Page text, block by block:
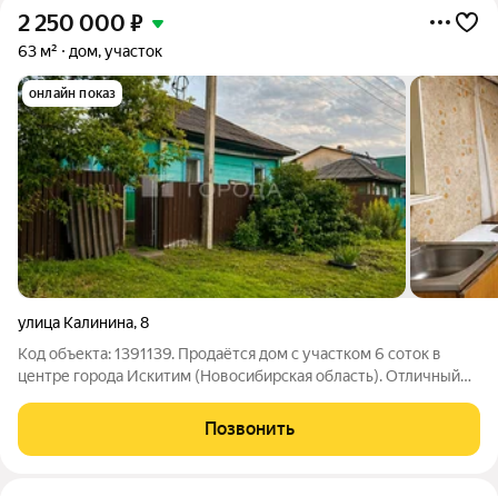
2 250 000 ₽
63 м² дом, участок
онлайн показ
улица Калинина,8
Код объекта: 1391139. Продаётся дом с участком 6 соток в
центре города Искитим (Новосибирская область). Отличный
реальная альтернатива квартире. Локация ключевое
преимущество: Центр Искитима. Всё
Позвонить